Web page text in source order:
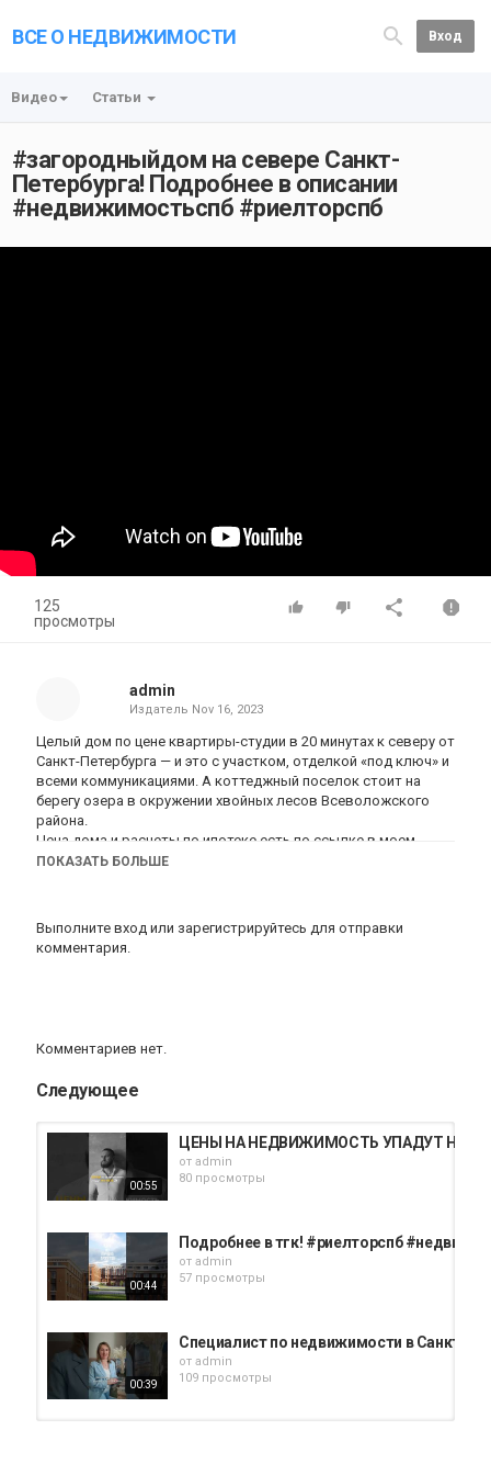
ВСЕ О НЕДВИЖИМОСТИ Вход
Видео Статьи
#загородныйдом на севере Санкт-
Петербурга! Подробнее в описании
#недвижимостьспб #риелторспб
125
просмотры
admin
Издатель Nov 16, 2023
Целый дом по цене квартиры-студии в 20 минутах к северу от
Санкт-Петербурга — и это с участком, отделкой «под ключ» и
всеми коммуникациями. А коттеджный поселок стоит на
берегу озера в окружении хвойных лесов Всеволожского
района.
Цена дома и расчеты по ипотеке есть по ссылке в моем
телеграм-канале → https://t.me/vysotskihrealtor
Категория
ПОКАЗАТЬ БОЛЬШЕ
Выполните вход или зарегистрируйтесь для отправки
комментария.
Комментариев нет.
Следующее
00:55
ЦЕНЫ НА НЕДВИЖИМОСТЬ УПАДУТ НА 40
от admin
80 просмотры
00:44
Подробнее в тгк! #риелторспб
от admin
57 просмотры
00:39
Специалист по недвижимости в Санкт-
от admin
109 просмотры